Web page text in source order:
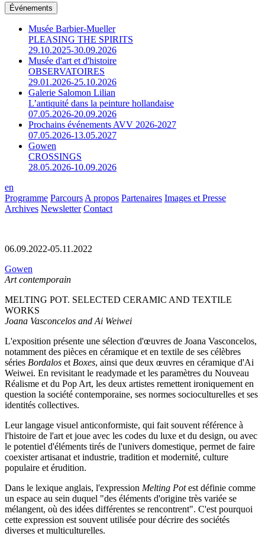
Événements
Musée Barbier-Mueller
PLEASING THE SPIRITS
29.10.2025-30.09.2026
Musée d'art et d'histoire
OBSERVATOIRES
29.01.2026-25.10.2026
Galerie Salomon Lilian
L’antiquité dans la peinture hollandaise
07.05.2026-20.09.2026
Prochains événements AVV 2026-2027
07.05.2026-13.05.2027
Gowen
CROSSINGS
28.05.2026-10.09.2026
en
Programme Parcours A propos Partenaires Images et Presse
Archives Newsletter Contact
06.09.2022-05.11.2022
Gowen
Art contemporain
MELTING POT. SELECTED CERAMIC AND TEXTILE
WORKS
Joana Vasconcelos and Ai Weiwei
L'exposition présente une sélection d'œuvres de Joana Vasconcelos,
notamment des pièces en céramique et en textile de ses célèbres
séries Bordalos et Boxes, ainsi que deux œuvres en céramique d'Ai
Weiwei. En revisitant le readymade et les paramètres du Nouveau
Réalisme et du Pop Art, les deux artistes remettent ironiquement en
question la société contemporaine, ses normes socioculturelles et ses
identités collectives.
Leur langage visuel anticonformiste, qui fait souvent référence à
l'histoire de l'art et joue avec les codes du luxe et du design, ou avec
le potentiel d'éléments tirés de l'univers domestique, permet de faire
coexister artisanat et industrie, tradition et modernité, culture
populaire et érudition.
Dans le lexique anglais, l'expression Melting Potest définie comme
un espace au sein duquel "des éléments d'origine très variée se
mélangent, où des idées différentes se rencontrent". C'est pourquoi
cette expression est souvent utilisée pour décrire des sociétés
diverses et multiculturelles.